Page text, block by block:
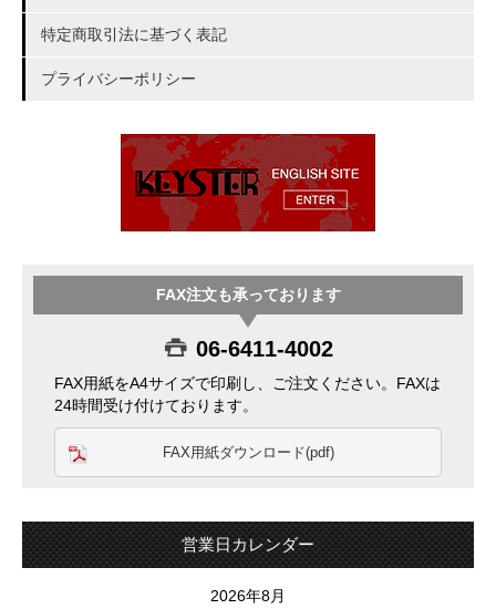
特定商取引法に基づく表記
プライバシーポリシー
FAX注文も承っております
06-6411-4002
FAX用紙をA4サイズで印刷し、ご注文ください。FAXは
24時間受け付けております。
FAX用紙ダウンロード(pdf)
営業日カレンダー
2026年8月